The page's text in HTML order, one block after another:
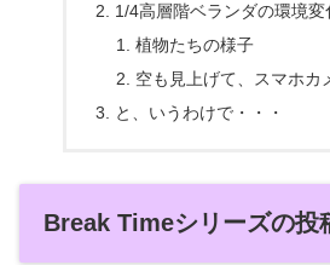
1/4高層階ベランダの環境変
植物たちの様子
空も見上げて、スマホカ
と、いうわけで・・・
Break Timeシリーズの投